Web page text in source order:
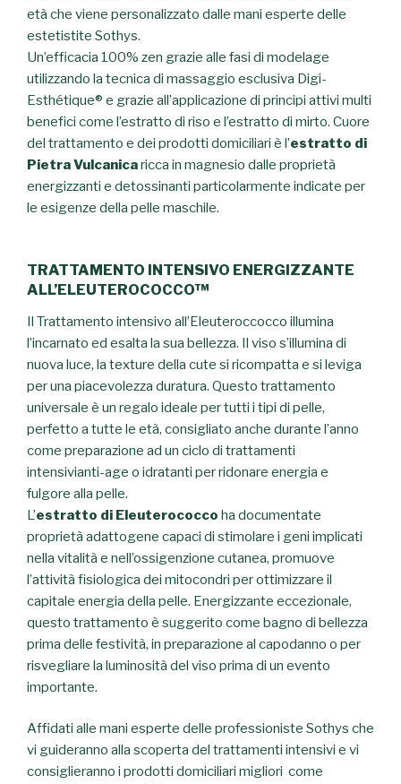
età che viene personalizzato dalle mani esperte delle
estetistite Sothys.
Un’efficacia 100% zen grazie alle fasi di modelage
utilizzando la tecnica di massaggio esclusiva Digi-
Esthétique® e grazie all’applicazione di principi attivi multi
benefici come l’estratto di riso e l’estratto di mirto. Cuore
del trattamento e dei prodotti domiciliari è l’estratto di
Pietra Vulcanicaricca in magnesio dalle proprietà
energizzanti e detossinanti particolarmente indicate per
le esigenze della pelle maschile.
TRATTAMENTO INTENSIVO ENERGIZZANTE
ALL’ELEUTEROCOCCO™
Il Trattamento intensivo all’Eleuteroccocco illumina
l’incarnato ed esalta la sua bellezza. Il viso s’illumina di
nuova luce, la texture della cute si ricompatta e si leviga
per una piacevolezza duratura. Questo trattamento
universale è un regalo ideale per tutti i tipi di pelle,
perfetto a tutte le età, consigliato anche durante l’anno
come preparazione ad un ciclo di trattamenti
intensivianti-age o idratanti per ridonare energia e
fulgore alla pelle.
L’estratto di Eleuterococco ha documentate
proprietà adattogene capaci di stimolare i geni implicati
nella vitalità e nell’ossigenzione cutanea, promuove
l’attività fisiologica dei mitocondri per ottimizzare il
capitale energia della pelle. Energizzante eccezionale,
questo trattamento è suggerito come bagno di bellezza
prima delle festività, in preparazione al capodanno o per
risvegliare la luminosità del viso prima di un evento
importante.
Affidati alle mani esperte delle professioniste Sothys che
vi guideranno alla scoperta del trattamenti intensivi e vi
consiglieranno i prodotti domiciliari migliori come